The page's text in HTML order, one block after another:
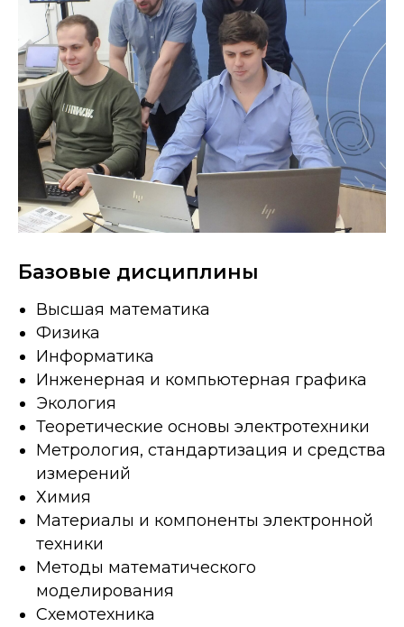
Базовые дисциплины
Высшая математика
Физика
Информатика
Инженерная и компьютерная графика
Экология
Теоретические основы электротехники
Метрология, стандартизация и средства
измерений
Химия
Материалы и компоненты электронной
техники
Методы математического
моделирования
Схемотехника